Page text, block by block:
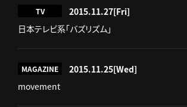
TV 2015.11.27[Fri]
日本テレビ系「バズリズム」
MAGAZINE 2015.11.25[Wed]
​movement